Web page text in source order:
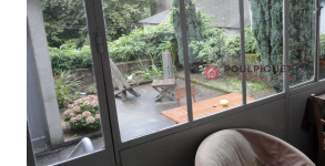
voir le bien